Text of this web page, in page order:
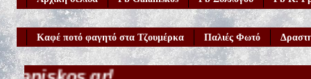
Καφέ ποτό φαγητό στα Τζουμέρκα Παλιές Φωτό